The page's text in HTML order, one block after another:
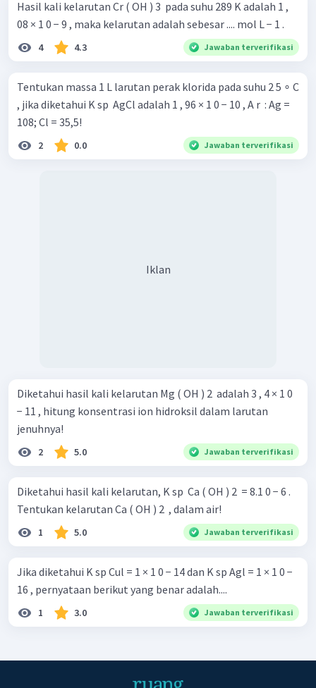
Hasil kali kelarutan Cr ( OH ) 3 ​ pada suhu 289 K adalah 1 ,
08 × 1 0 − 9 , maka kelarutan adalah sebesar .... mol L − 1 .
4 4.3 Jawaban terverifikasi
Tentukan massa 1 L larutan perak klorida pada suhu 2 5 ∘ C
, jika diketahui K sp ​ AgCl adalah 1 , 96 × 1 0 − 10 , A r ​ : Ag =
108; Cl = 35,5!
2 0.0 Jawaban terverifikasi
Iklan
Diketahui hasil kali kelarutan Mg ( OH ) 2 ​ adalah 3 , 4 × 1 0
− 11 , hitung konsentrasi ion hidroksil dalam larutan
jenuhnya!
2 5.0 Jawaban terverifikasi
Diketahui hasil kali kelarutan, K sp ​ Ca ( OH ) 2 ​ = 8.1 0 − 6 .
Tentukan kelarutan Ca ( OH ) 2 ​ , dalam air!
1 5.0 Jawaban terverifikasi
Jika diketahui K sp Cul = 1 × 1 0 − 14 dan K sp Agl = 1 × 1 0 −
16 , pernyataan berikut yang benar adalah....
1 3.0 Jawaban terverifikasi